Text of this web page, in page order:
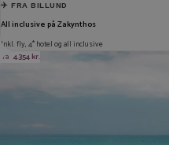
✈️ FRA BILLUND
All inclusive på Zakynthos
Inkl. fly, 4* hotel og all inclusive
fra 4.354 kr.